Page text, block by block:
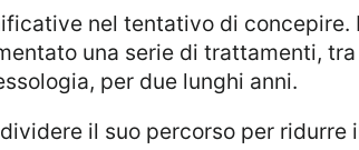
nel tentativo di
una serie di trattamenti,
per due lunghi anni.
il suo percorso per ridurre